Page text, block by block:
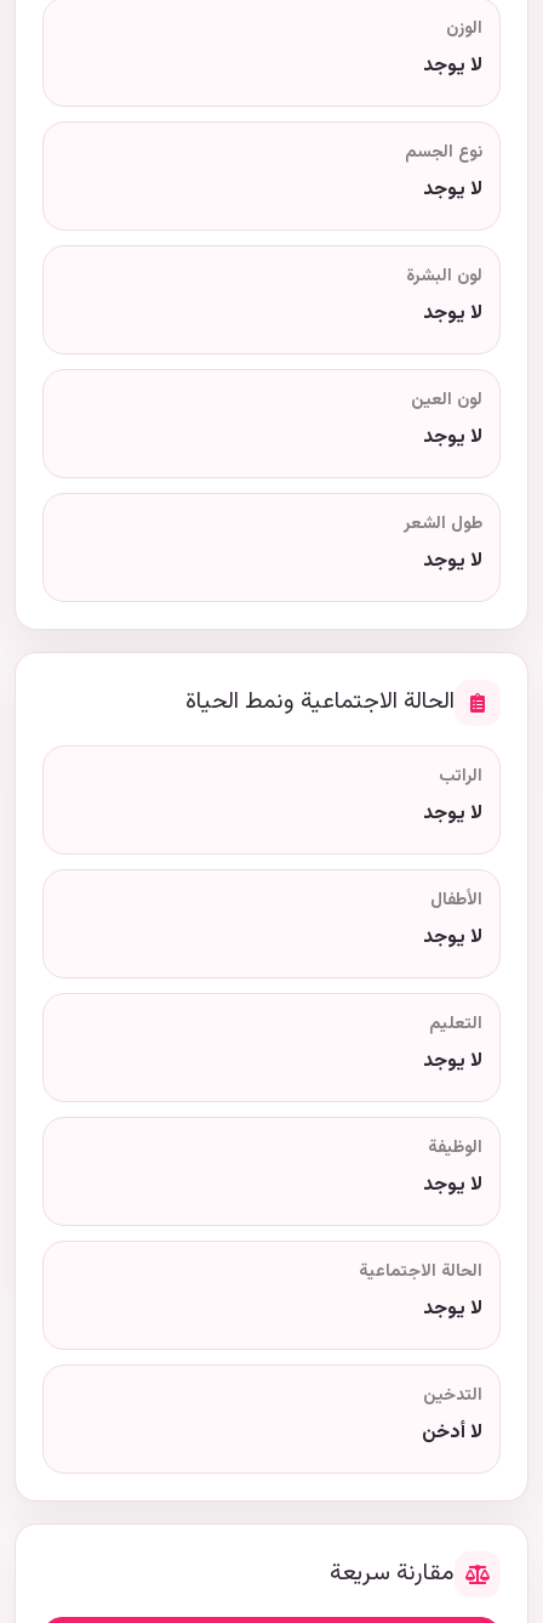
الوزن
لا يوجد
نوع الجسم
لا يوجد
لون البشرة
لا يوجد
لون العين
لا يوجد
طول الشعر
لا يوجد
الحالة الاجتماعية ونمط الحياة
الراتب
لا يوجد
الأطفال
لا يوجد
التعليم
لا يوجد
الوظيفة
لا يوجد
الحالة الاجتماعية
لا يوجد
التدخين
لا أدخن
مقارنة سريعة